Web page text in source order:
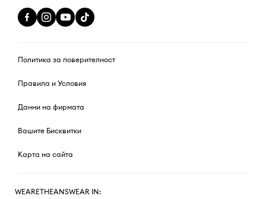
Политика за поверителност
Правила и Условия
Данни на фирмата
Вашите Бисквитки
Карта на сайта
WEARETHEANSWEAR IN: